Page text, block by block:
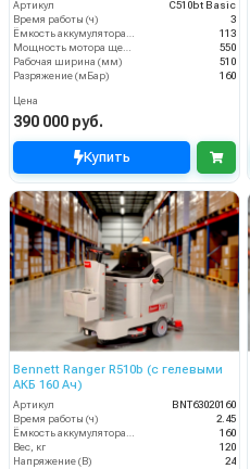
Артикул
C510bt Basic
Время работы (ч)
3
113
550
Рабочая ширина (мм)
510
Разряжение (мБар)
160
Цена
390 000 руб.
Купить
Bennett Ranger R510b (с гелевыми
АКБ 160 Ач)
Артикул
BNT63020160
Время работы (ч)
2.45
160
Вес, кг
120
Напряжение (В)
24